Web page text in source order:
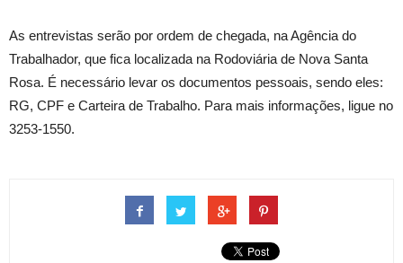
As entrevistas serão por ordem de chegada, na Agência do
Trabalhador, que fica localizada na Rodoviária de Nova Santa
Rosa. É necessário levar os documentos pessoais, sendo eles:
RG, CPF e Carteira de Trabalho. Para mais informações, ligue no
3253-1550.